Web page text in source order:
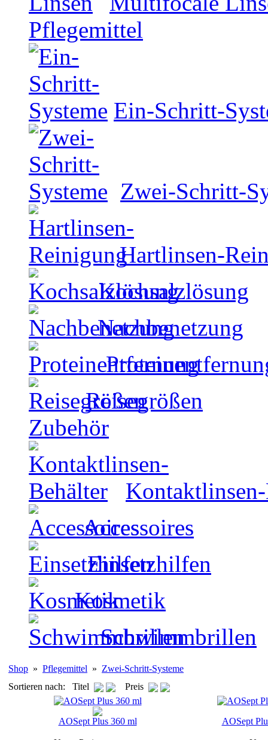
Pflegemittel
Ein-Schritt-
Zwei-Schritt-
Hartlinsen-
Kochsalzlösung
Nachbenetzung
Reisegrößen
Zubehör
Accessoires
Einsetzhilfen
Kosmetik
Schwimmbrillen
Shop » Pflegemittel » Zwei-Schritt-Systeme
Sortieren nach: Titel
Preis
AOSept Plus 360 ml AOSept